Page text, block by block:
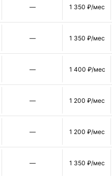
— 1 350 ₽/мес
— 1 350 ₽/мес
— 1 400 ₽/мес
— 1 200 ₽/мес
— 1 200 ₽/мес
— 1 350 ₽/мес